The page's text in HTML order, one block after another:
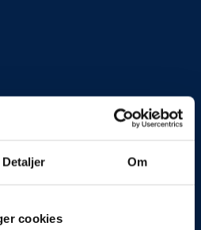
Detaljer Om
cookies
kontakt Bomae:
fredag 9:00-20:00